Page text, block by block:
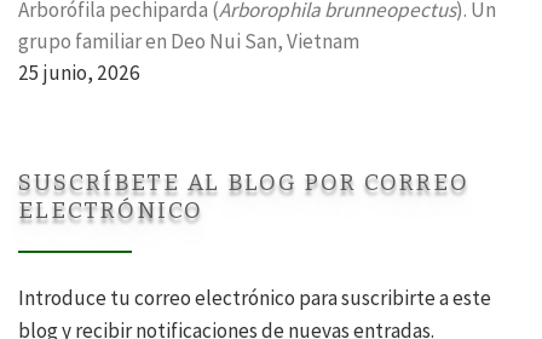
Arborófila pechiparda (Arborophila brunneopectus). Un
grupo familiar en Deo Nui San, Vietnam
25 junio, 2026
SUSCRÍBETE AL BLOG POR CORREO
ELECTRÓNICO
Introduce tu correo electrónico para suscribirte a este
blog y recibir notificaciones de nuevas entradas.